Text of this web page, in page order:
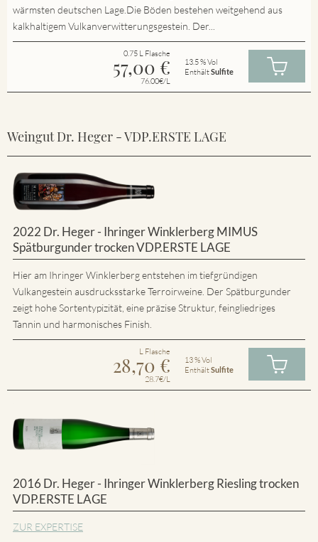
wärmsten deutschen Lage.Die Böden bestehen weitgehend aus
kalkhaltigem Vulkanverwitterungsgestein. Der...
0.75 L Flasche
57,00 €
76.00€/L
13.5 % Vol
EnthältSulfite
Weingut Dr. Heger - VDP.ERSTE LAGE
2022 Dr. Heger - Ihringer Winklerberg MIMUS
Spätburgunder trocken VDP.ERSTE LAGE
Hier am Ihringer Winklerberg entstehen im tiefgründigen
Vulkangestein ausdrucksstarke Terroirweine. Der Spätburgunder
zeigt hohe Sortentypizität, eine präzise Struktur, feingliedriges
Tannin und harmonisches Finish.
L Flasche
28,70 €
28.7€/L
13 % Vol
EnthältSulfite
2016 Dr. Heger - Ihringer Winklerberg Riesling trocken
VDP.ERSTE LAGE
ZUR EXPERTISE